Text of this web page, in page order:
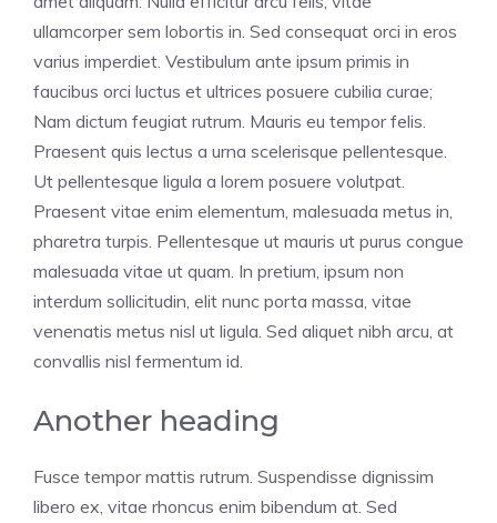
ullamcorper sem lobortis in. Sed consequat orci in eros
varius imperdiet. Vestibulum ante ipsum primis in
faucibus orci luctus et ultrices posuere cubilia curae;
Nam dictum feugiat rutrum. Mauris eu tempor felis.
Praesent quis lectus a urna scelerisque pellentesque.
Ut pellentesque ligula a lorem posuere volutpat.
Praesent vitae enim elementum, malesuada metus in,
pharetra turpis. Pellentesque ut mauris ut purus congue
malesuada vitae ut quam. In pretium, ipsum non
interdum sollicitudin, elit nunc porta massa, vitae
venenatis metus nisl ut ligula. Sed aliquet nibh arcu, at
convallis nisl fermentum id.
Another heading
Fusce tempor mattis rutrum. Suspendisse dignissim
libero ex, vitae rhoncus enim bibendum at. Sed